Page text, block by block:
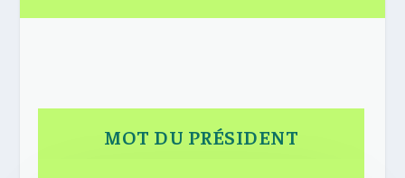
MOT DU PRÉSIDENT